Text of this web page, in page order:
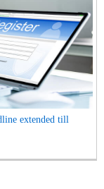
extended till